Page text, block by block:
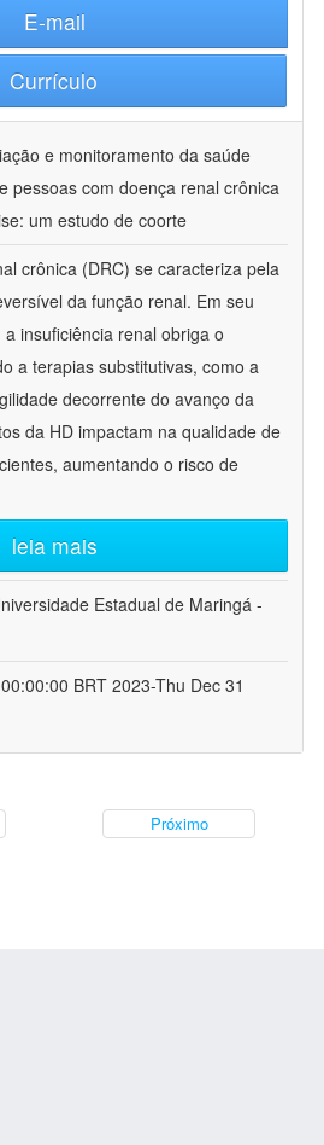
E-mail
Currículo
e monitoramento da saúde
pessoas com doença renal crônica
um estudo de coorte
crônica (DRC) se caracteriza pela
da função renal. Em seu
insuficiência renal obriga o
a terapias substitutivas, como a
decorrente do avanço da
da HD impactam na qualidade de
aumentando o risco de
leia mais
Estadual de Maringá -
BRT 2023-Thu Dec 31
Próximo